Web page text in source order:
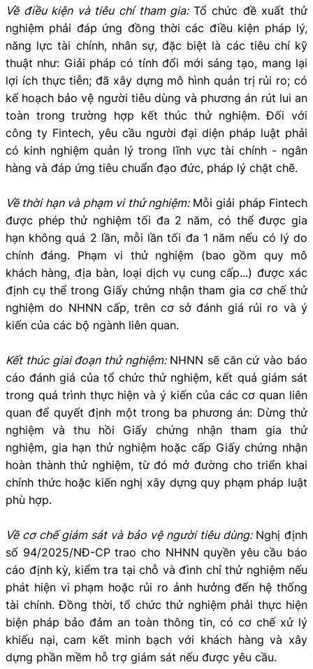
Về điều kiện và tiêu chí tham gia: Tổ chức đề xuất thử
nghiệm phải đáp ứng đồng thời các điều kiện pháp lý,
năng lực tài chính, nhân sự, đặc biệt là các tiêu chí kỹ
thuật như: Giải pháp có tính đổi mới sáng tạo, mang lại
lợi ích thực tiễn; đã xây dựng mô hình quản trị rủi ro; có
kế hoạch bảo vệ người tiêu dùng và phương án rút lui an
toàn trong trường hợp kết thúc thử nghiệm. Đối với
công ty Fintech, yêu cầu người đại diện pháp luật phải
có kinh nghiệm quản lý trong lĩnh vực tài chính - ngân
hàng và đáp ứng tiêu chuẩn đạo đức, pháp lý chặt chẽ.
Về thời hạn và phạm vi thử nghiệm: Mỗi giải pháp Fintech
được phép thử nghiệm tối đa 2 năm, có thể được gia
hạn không quá 2 lần, mỗi lần tối đa 1 năm nếu có lý do
chính đáng. Phạm vi thử nghiệm (bao gồm quy mô
khách hàng, địa bàn, loại dịch vụ cung cấp...) được xác
định cụ thể trong Giấy chứng nhận tham gia cơ chế thử
nghiệm do NHNN cấp, trên cơ sở đánh giá rủi ro và ý
kiến của các bộ ngành liên quan.
Kết thúc giai đoạn thử nghiệm: NHNN sẽ căn cứ vào báo
cáo đánh giá của tổ chức thử nghiệm, kết quả giám sát
trong quá trình thực hiện và ý kiến của các cơ quan liên
quan để quyết định một trong ba phương án: Dừng thử
nghiệm và thu hồi Giấy chứng nhận tham gia thử
nghiệm, gia hạn thử nghiệm hoặc cấp Giấy chứng nhận
hoàn thành thử nghiệm, từ đó mở đường cho triển khai
chính thức hoặc kiến nghị xây dựng quy phạm pháp luật
phù hợp.
Về cơ chế giám sát và bảo vệ người tiêu dùng: Nghị định
số 94/2025/NĐ-CP trao cho NHNN quyền yêu cầu báo
cáo định kỳ, kiểm tra tại chỗ và đình chỉ thử nghiệm nếu
phát hiện vi phạm hoặc rủi ro ảnh hưởng đến hệ thống
tài chính. Đồng thời, tổ chức thử nghiệm phải thực hiện
biện pháp bảo đảm an toàn thông tin, có cơ chế xử lý
khiếu nại, cam kết minh bạch với khách hàng và xây
dựng phần mềm hỗ trợ giám sát nếu được yêu cầu.